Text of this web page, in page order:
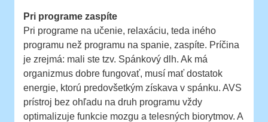
Pri programe zaspíte
Pri programe na učenie, relaxáciu, teda iného
programu než programu na spanie, zaspíte. Príčina
je zrejmá: mali ste tzv. Spánkový dlh. Ak má
organizmus dobre fungovať, musí mať dostatok
energie, ktorú predovšetkým získava v spánku. AVS
prístroj bez ohľadu na druh programu vždy
optimalizuje funkcie mozgu a telesných biorytmov. A